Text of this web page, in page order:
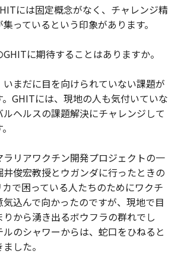
には固定概念がなく、チャレンジ精
っているという印象があります。
に期待することはありますか。
まだに目を向けられていない課題が
GHITには、現地の人も気付いていな
ヘルスの課題解決にチャレンジして
リアワクチン開発プロジェクトの一
俊宏教授とウガンダに行ったときの
で困っている人たちのためにワクチ
気込んで向かったのですが、現地で目
から湧き出るボウフラの群れでし
のシャワーからは、蛇口をひねると
した。